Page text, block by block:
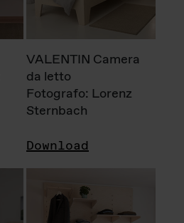
VALENTIN Camera
da letto
Fotografo: Lorenz
Sternbach
Download